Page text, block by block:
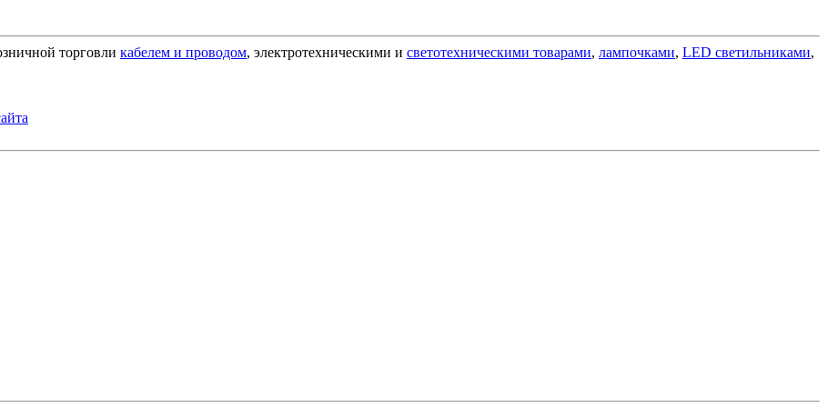
торговли кабелем и проводом, электротехническими и светотехническими товарами, лампочками, LED светильниками,